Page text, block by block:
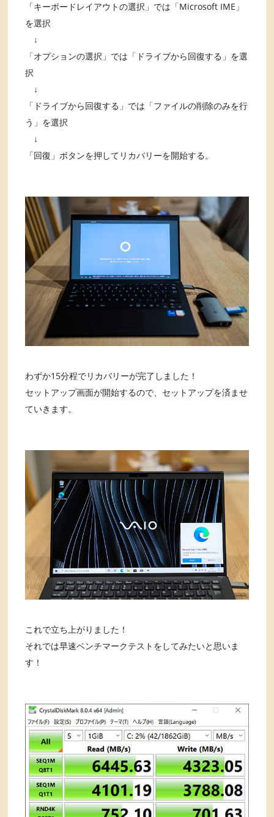
「キーボードレイアウトの選択」では「Microsoft IME」
を選択
↓
「オプションの選択」では「ドライブから回復する」を選
択
↓
「ドライブから回復する」では「ファイルの削除のみを行
う」を選択
↓
「回復」ボタンを押してリカバリーを開始する。
わずか15分程でリカバリーが完了しました！
セットアップ画面が開始するので、セットアップを済ませ
ていきます。
これで立ち上がりました！
それでは早速ベンチマークテストをしてみたいと思いま
す！